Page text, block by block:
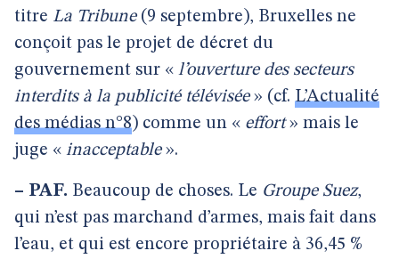
titre La Tribune(9 septembre), Bruxelles ne
conçoit pas le projet de décret du
gouvernement sur « l’ouverture des secteurs
interdits à la publicité télévisée» (cf. L’Actualité
des médias n°8) comme un « effort» mais le
juge « inacceptable».
– PAF. Beaucoup de choses. Le Groupe Suez,
qui n’est pas marchand d’armes, mais fait dans
l’eau, et qui est encore propriétaire à 36,45 %